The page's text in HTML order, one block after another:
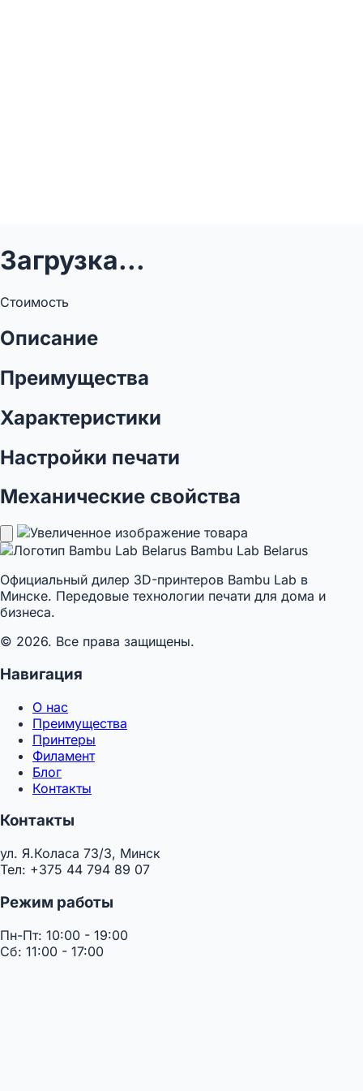
Загрузка...
Стоимость
Описание
Преимущества
Характеристики
Настройки печати
Механические свойства
Bambu Lab Belarus
Официальный дилер 3D-принтеров Bambu Lab в
Минске. Передовые технологии печати для дома и
бизнеса.
© 2026. Все права защищены.
Навигация
О нас
Преимущества
Принтеры
Филамент
Блог
Контакты
Контакты
ул. Я.Коласа 73/3, Минск
Тел: +375 44 794 89 07
Режим работы
Пн-Пт: 10:00 - 19:00
Сб: 11:00 - 17:00